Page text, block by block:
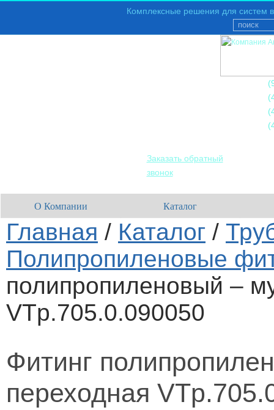
Комплексные решения для систем
Заказать обратный
звонок
О Компании Каталог
Главная / Каталог /
Полипропиленовые
полипропиленовый –
VTp.705.0.090050
Фитинг
переходная